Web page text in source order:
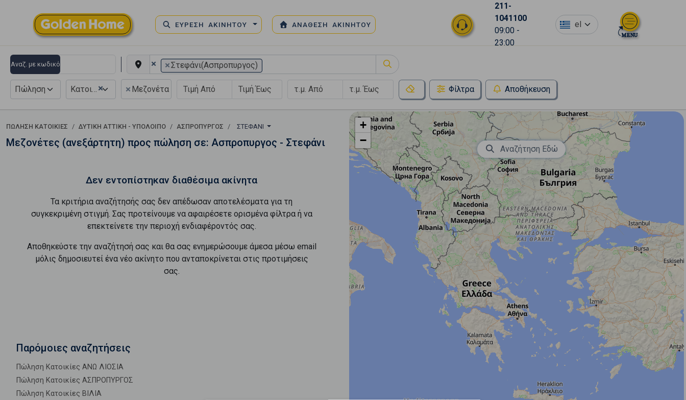
ΕΥΡΕΣΗ ΑΚΙΝΗΤΟΥ ΑΝΑΘΕΣΗ ΑΚΙΝΗΤΟΥ
211-
1041100
09:00 -
23:00
el
Αναζ. με κωδικό × ×Στεφάνι(Ασπροπυργος)
Πώληση ×
Κατοικία × Μεζονέτα Ανεξάρτητη Φίλτρα Αποθήκευση
ΠΏΛΗΣΗ ΚΑΤΟΙΚΊΕΣ ΔΥΤΙΚΗ ΑΤΤΙΚΗ - ΥΠΟΛΟΙΠΟ ΑΣΠΡΟΠΥΡΓΟΣ ΣΤΕΦΆΝΙ
Μεζονέτες (ανεξάρτητη) προς πώληση σε: Ασπροπυργος - Στεφάνι
Δεν εντοπίστηκαν διαθέσιμα ακίνητα
Τα κριτήρια αναζήτησής σας δεν απέδωσαν αποτελέσματα για τη
συγκεκριμένη στιγμή. Σας προτείνουμε να αφαιρέσετε ορισμένα φίλτρα ή να
επεκτείνετε την περιοχή ενδιαφέροντός σας.
Αποθηκεύστε την αναζήτησή σας και θα σας ενημερώσουμε άμεσα μέσω email
μόλις δημοσιευτεί ένα νέο ακίνητο που ανταποκρίνεται στις προτιμήσεις
σας.
Παρόμοιες αναζητήσεις
Πώληση Κατοικίες ΑΝΩ ΛΙΟΣΙΑ
Πώληση Κατοικίες ΑΣΠΡΟΠΥΡΓΟΣ
Πώληση Κατοικίες ΒΙΛΙΑ
+
−
Αναζήτηση Εδώ